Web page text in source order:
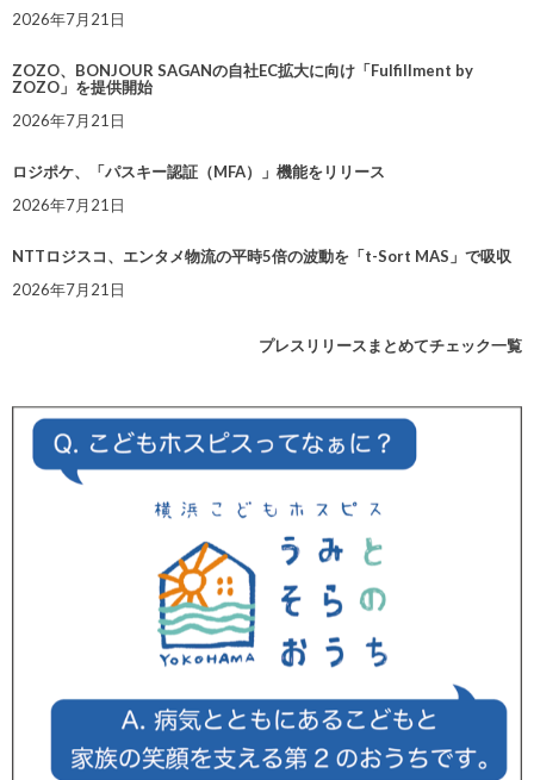
2026年7月21日
ZOZO、BONJOUR SAGANの自社EC拡大に向け「Fulfillment by
ZOZO」を提供開始
2026年7月21日
ロジポケ、「パスキー認証（MFA）」機能をリリース
2026年7月21日
NTTロジスコ、エンタメ物流の平時5倍の波動を「t-Sort MAS」で吸収
2026年7月21日
プレスリリースまとめてチェック一覧